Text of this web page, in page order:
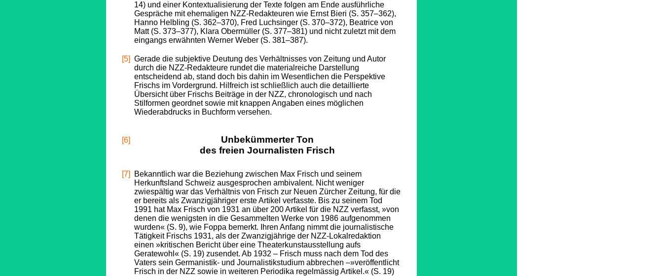
14) und einer Kontextualisierung der Texte folgen am Ende ausführliche
Gespräche mit ehemaligen NZZ-Redakteuren wie Ernst Bieri (S. 357–362),
Hanno Helbling (S. 362–370), Fred Luchsinger (S. 370–372), Beatrice von
Matt (S. 373–377), Klara Obermüller (S. 377–381) und nicht zuletzt mit dem
eingangs erwähnten Werner Weber (S. 381–387).
[5] Gerade die subjektive Deutung des Verhältnisses von Zeitung und Autor
durch die NZZ-Redakteure rundet die materialreiche Darstellung
entscheidend ab, stand doch bis dahin im Wesentlichen die Perspektive
Frischs im Vordergrund. Hilfreich ist schließlich auch die detaillierte
Übersicht über Frischs Beiträge in der NZZ, chronologisch und nach
Stilformen geordnet sowie mit knappen Angaben eines möglichen
Wiederabdrucks in Buchform versehen.
[6]
Unbekümmerter Ton
des freien Journalisten Frisch
[7]
Bekanntlich war die Beziehung zwischen Max Frisch und seinem
Herkunftsland Schweiz ausgesprochen ambivalent. Nicht weniger
zwiespältig war das Verhältnis von Frisch zur Neuen Zürcher Zeitung, für die
er bereits als Zwanzigjähriger erste Artikel verfasste. Bis zu seinem Tod
1991 hat Max Frisch von 1931 an über 200 Artikel für die NZZ verfasst, »von
denen die wenigsten in die Gesammelten Werke von 1986 aufgenommen
wurden« (S. 9), wie Foppa bemerkt. Ihren Anfang nimmt die journalistische
Tätigkeit Frischs 1931, als der Zwanzigjährige der NZZ-Lokalredaktion
einen »kritischen Bericht über eine Theaterkunstausstellung aufs
Geratewohl« (S. 19) zusendet. Ab 1932 – Frisch muss nach dem Tod des
Vaters sein Germanistik- und Journalistikstudium abbrechen –»veröffentlicht
Frisch in der NZZ sowie in weiteren Periodika regelmässig Artikel.« (S. 19)